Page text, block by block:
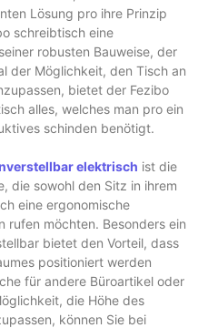
Lösung pro ihre Prinzip
schreibtisch eine
robusten Bauweise, der
der Möglichkeit, den Tisch an
bietet der Fezibo
alles, welches man pro ein
schinden benötigt.
elektrisch ist die
die sowohl den Sitz in ihrem
eine ergonomische
rufen möchten. Besonders ein
bietet den Vorteil, dass
positioniert werden
für andere Büroartikel oder
die Höhe des
können Sie bei